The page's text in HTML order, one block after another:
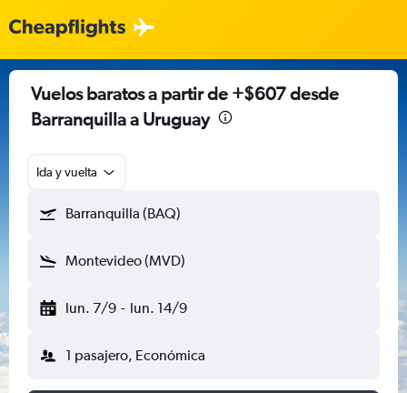
Vuelos baratos a partir de +$607 desde
Barranquilla a Uruguay
Ida y vuelta
Barranquilla (BAQ)
Montevideo (MVD)
lun. 7/9 - lun. 14/9
1 pasajero, Económica